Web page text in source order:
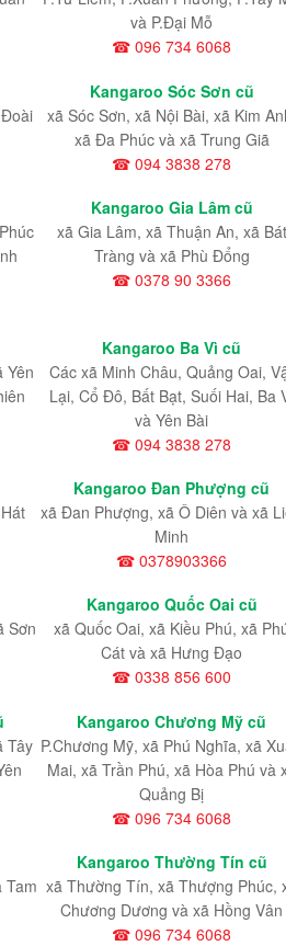
và P.Đại Mỗ
☎ 096 734 6068
Kangaroo Sóc Sơn cũ
xã Sóc Sơn, xã Nội Bài, xã Kim
xã Đa Phúc và xã Trung Giã
☎ 094 3838 278
Kangaroo Gia Lâm cũ
xã Gia Lâm, xã Thuận An, xã Bát
Tràng và xã Phù Đổng
☎ 0378 90 3366
Yên
Kangaroo Ba Vì cũ
Các xã Minh Châu, Quảng Oai,
Lại, Cổ Đô, Bất Bạt, Suối Hai, Ba
và Yên Bài
☎ 094 3838 278
Kangaroo Đan Phượng cũ
xã Đan Phượng, xã Ô Diên và xã
Minh
☎ 0378903366
Sơn
Kangaroo Quốc Oai cũ
xã Quốc Oai, xã Kiều Phú, xã
Cát và xã Hưng Đạo
☎ 0338 856 600
Tây
Kangaroo Chương Mỹ cũ
P.Chương Mỹ, xã Phú Nghĩa, xã
Mai, xã Trần Phú, xã Hòa Phú và
Quảng Bị
☎ 096 734 6068
Tam
Kangaroo Thường Tín cũ
xã Thường Tín, xã Thượng Phúc,
Chương Dương và xã Hồng Vân
☎ 096 734 6068